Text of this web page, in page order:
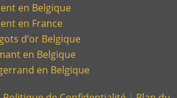
en Belgique
en France
d’or Belgique
en Belgique
en Belgique